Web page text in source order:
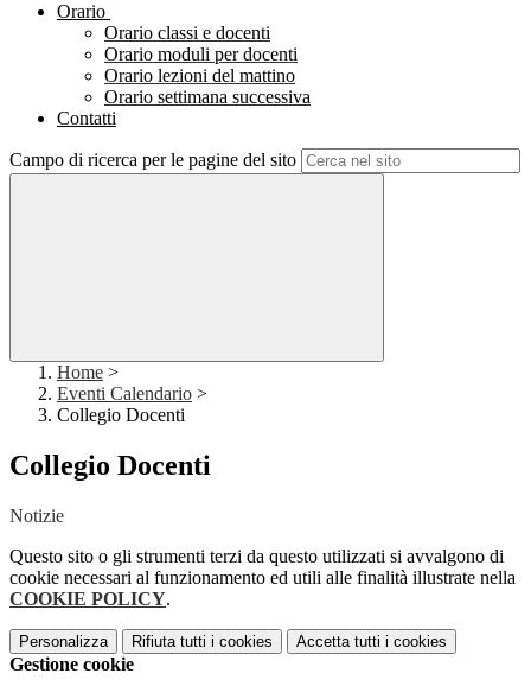
Orario
Orario classi e docenti
Orario moduli per docenti
Orario lezioni del mattino
Orario settimana successiva
Contatti
Campo di ricerca per le pagine del sito
Home >
Eventi Calendario >
Collegio Docenti
Collegio Docenti
Notizie
Questo sito o gli strumenti terzi da questo utilizzati si avvalgono di
cookie necessari al funzionamento ed utili alle finalità illustrate nella
COOKIE POLICY.
Personalizza Rifiuta tutti i cookies Accetta tutti i cookies
Gestione cookie